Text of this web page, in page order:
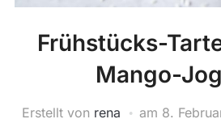
Frühstücks-
Mango-
Erstellt von rena am 8.